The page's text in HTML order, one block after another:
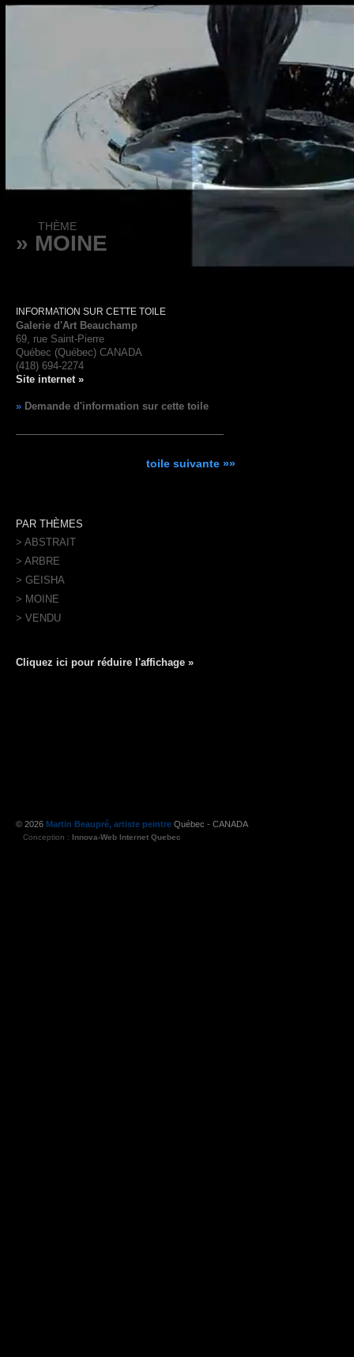
THÈME
» MOINE
INFORMATION SUR CETTE TOILE
Galerie d'Art Beauchamp
69, rue Saint-Pierre
Québec (Québec) CANADA
(418) 694-2274
Site internet »
» Demande d'information sur cette toile
toile suivante »»
PAR THÈMES
> ABSTRAIT
> ARBRE
> GEISHA
> MOINE
> VENDU
Cliquez ici pour réduire l'affichage »
© 2026 Martin Beaupré, artiste peintre Québec - CANADA
Conception : Innova-Web Internet Quebec